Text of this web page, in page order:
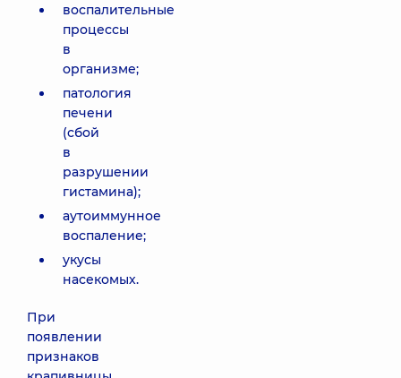
воспалительные
процессы
в
организме;
патология
печени
(сбой
в
разрушении
гистамина);
аутоиммунное
воспаление;
укусы
насекомых.
При
появлении
признаков